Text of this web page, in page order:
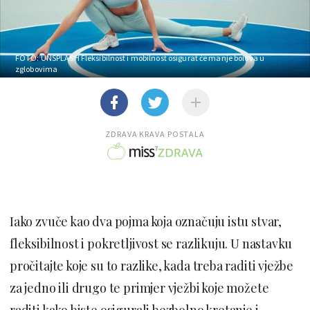
FOTO: UNSPLASHFleksibilnost i mobilnost osigurat će manje bolova u
zglobovima
ZDRAVA KRAVA POSTALA
Iako zvuče kao dva pojma koja označuju istu stvar,
fleksibilnost i pokretljivost se razlikuju. U nastavku
pročitajte koje su to razlike, kada treba raditi vježbe
za jedno ili drugo te primjer vježbi koje možete